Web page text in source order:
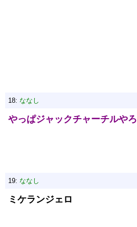
18: ななし
やっぱジャックチャーチルやろ
19: ななし
ミケランジェロ